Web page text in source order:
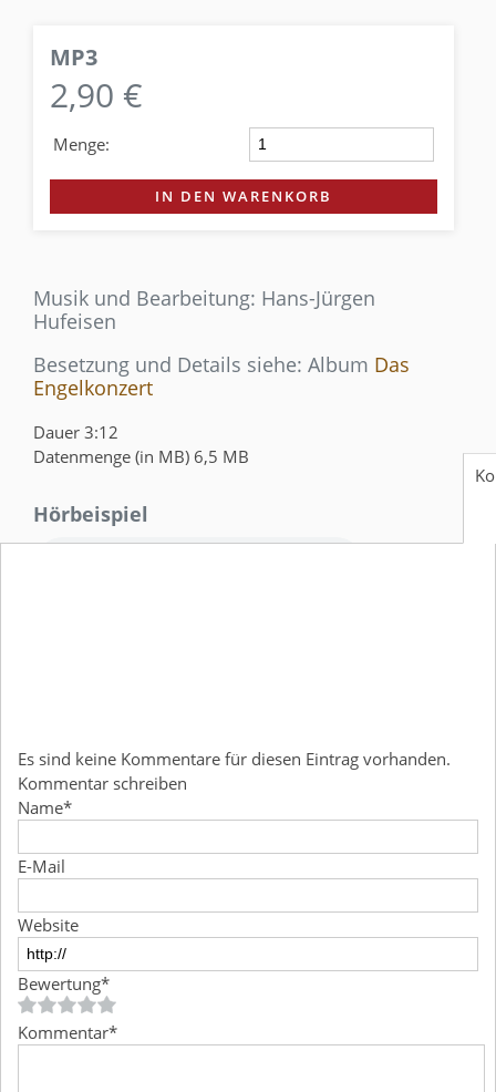
MP3
2,90 €
Menge:
IN DEN WARENKORB
Musik und Bearbeitung: Hans-Jürgen
Hufeisen
Besetzung und Details siehe: Album Das
Engelkonzert
Dauer 3:12
Datenmenge (in MB) 6,5 MB
Hörbeispiel
Es sind keine Kommentare für diesen Eintrag vorhanden.
Kommentar schreiben
Name*
E-Mail
Website
Bewertung*
Kommentar*